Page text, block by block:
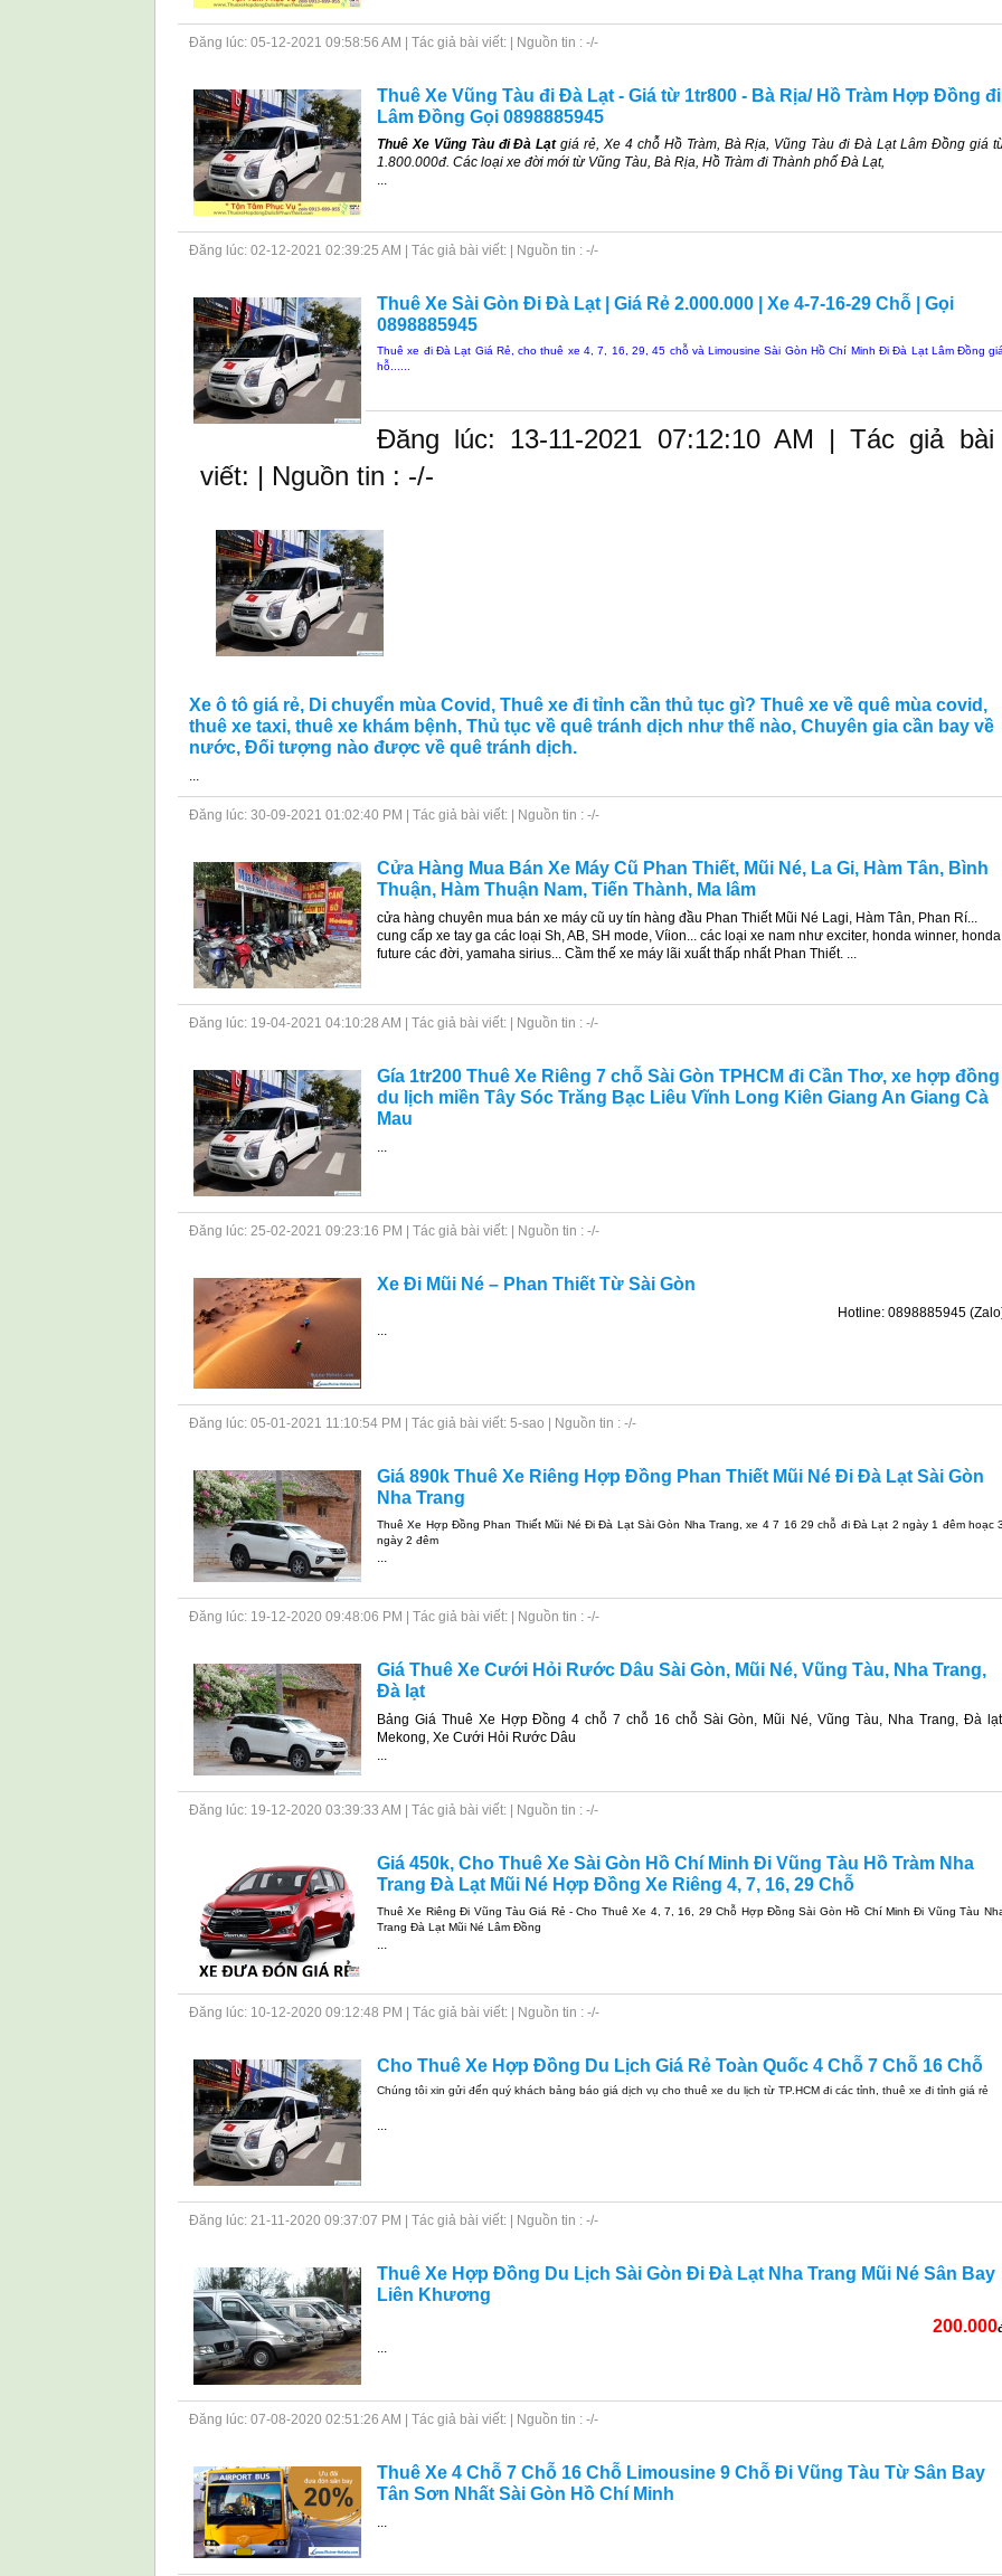
Đăng lúc: 05-12-2021 09:58:56 AM | Tác giả bài viết: | Nguồn tin : -/-
Thuê Xe Vũng Tàu đi Đà Lạt - Giá từ 1tr800 - Bà Rịa/ Hồ Tràm Hợp Đồng đi
Lâm Đồng Gọi 0898885945
Thuê Xe Vũng Tàu đi Đà Lạtgiá rẻ, Xe 4 chỗ Hồ Tràm, Bà Rịa, Vũng Tàu đi Đà Lạt Lâm Đồng giá
1.800.000đ. Các loại xe đời mới từ Vũng Tàu, Bà Rịa, Hồ Tràm đi Thành phố Đà Lạt,
...
Đăng lúc: 02-12-2021 02:39:25 AM | Tác giả bài viết: | Nguồn tin : -/-
Thuê Xe Sài Gòn Đi Đà Lạt | Giá Rẻ 2.000.000 | Xe 4-7-16-29 Chỗ | Gọi
0898885945
Thuê xe đi Đà Lạt Giá Rẻ, cho thuê xe 4, 7, 16, 29, 45 chỗ và Limousine Sài Gòn Hồ Chí Minh Đi Đà Lạt Lâm Đồng
hỗ......
Đăng lúc: 13-11-2021 07:12:10 AM | Tác giả bài
viết: | Nguồn tin : -/-
Xe ô tô giá rẻ, Di chuyển mùa Covid, Thuê xe đi tỉnh cần thủ tục gì? Thuê xe về quê mùa covid,
thuê xe taxi, thuê xe khám bệnh, Thủ tục về quê tránh dịch như thế nào, Chuyên gia cần bay về
nước, Đối tượng nào được về quê tránh dịch.
...
Đăng lúc: 30-09-2021 01:02:40 PM | Tác giả bài viết: | Nguồn tin : -/-
Cửa Hàng Mua Bán Xe Máy Cũ Phan Thiết, Mũi Né, La Gi, Hàm Tân, Bình
Thuận, Hàm Thuận Nam, Tiến Thành, Ma lâm
cửa hàng chuyên mua bán xe máy cũ uy tín hàng đầu Phan Thiết Mũi Né Lagi, Hàm Tân, Phan Rí...
cung cấp xe tay ga các loại Sh, AB, SH mode, Víion... các loại xe nam như exciter, honda winner, honda
future các đời, yamaha sirius... Cầm thế xe máy lãi xuất thấp nhất Phan Thiết. ...
Đăng lúc: 19-04-2021 04:10:28 AM | Tác giả bài viết: | Nguồn tin : -/-
Gía 1tr200 Thuê Xe Riêng 7 chỗ Sài Gòn TPHCM đi Cần Thơ, xe hợp đồng
du lịch miền Tây Sóc Trăng Bạc Liêu Vĩnh Long Kiên Giang An Giang Cà
Mau
...
Đăng lúc: 25-02-2021 09:23:16 PM | Tác giả bài viết: | Nguồn tin : -/-
Xe Đi Mũi Né – Phan Thiết Từ Sài Gòn
Hotline: 0898885945
...
Đăng lúc: 05-01-2021 11:10:54 PM | Tác giả bài viết: 5-sao | Nguồn tin : -/-
Giá 890k Thuê Xe Riêng Hợp Đồng Phan Thiết Mũi Né Đi Đà Lạt Sài Gòn
Nha Trang
Thuê Xe Hợp Đồng Phan Thiết Mũi Né Đi Đà Lạt Sài Gòn Nha Trang, xe 4 7 16 29 chỗ đi Đà Lạt 2 ngày 1 đêm hoạc
ngày 2 đêm
...
Đăng lúc: 19-12-2020 09:48:06 PM | Tác giả bài viết: | Nguồn tin : -/-
Giá Thuê Xe Cưới Hỏi Rước Dâu Sài Gòn, Mũi Né, Vũng Tàu, Nha Trang,
Đà lạt
Bảng Giá Thuê Xe Hợp Đồng 4 chỗ 7 chỗ 16 chỗ Sài Gòn, Mũi Né, Vũng Tàu, Nha Trang, Đà
Mekong, Xe Cưới Hỏi Rước Dâu
...
Đăng lúc: 19-12-2020 03:39:33 AM | Tác giả bài viết: | Nguồn tin : -/-
Giá 450k, Cho Thuê Xe Sài Gòn Hồ Chí Minh Đi Vũng Tàu Hồ Tràm Nha
Trang Đà Lạt Mũi Né Hợp Đồng Xe Riêng 4, 7, 16, 29 Chỗ
Thuê Xe Riêng Đi Vũng Tàu Giá Rẻ - Cho Thuê Xe 4, 7, 16, 29 Chỗ Hợp Đồng Sài Gòn Hồ Chí Minh Đi Vũng Tàu
Trang Đà Lạt Mũi Né Lâm Đồng
...
Đăng lúc: 10-12-2020 09:12:48 PM | Tác giả bài viết: | Nguồn tin : -/-
Cho Thuê Xe Hợp Đồng Du Lịch Giá Rẻ Toàn Quốc 4 Chỗ 7 Chỗ 16 Chỗ
Chúng tôi xin gửi đến quý khách bảng báo giá dịch vụ cho thuê xe du lịch từ TP.HCM đi các tỉnh, thuê xe đi tỉnh giá rẻ
...
Đăng lúc: 21-11-2020 09:37:07 PM | Tác giả bài viết: | Nguồn tin : -/-
Thuê Xe Hợp Đồng Du Lịch Sài Gòn Đi Đà Lạt Nha Trang Mũi Né Sân Bay
Liên Khương
200.000
...
Đăng lúc: 07-08-2020 02:51:26 AM | Tác giả bài viết: | Nguồn tin : -/-
Thuê Xe 4 Chỗ 7 Chỗ 16 Chỗ Limousine 9 Chỗ Đi Vũng Tàu Từ Sân Bay
Tân Sơn Nhất Sài Gòn Hồ Chí Minh
...